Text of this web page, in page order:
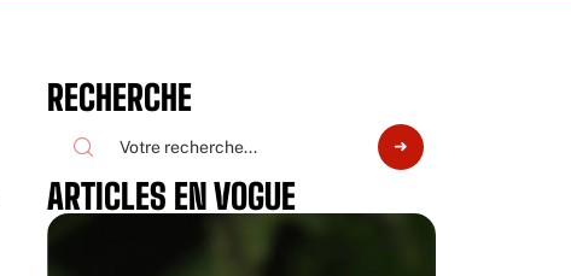
RECHERCHE
ARTICLES EN VOGUE